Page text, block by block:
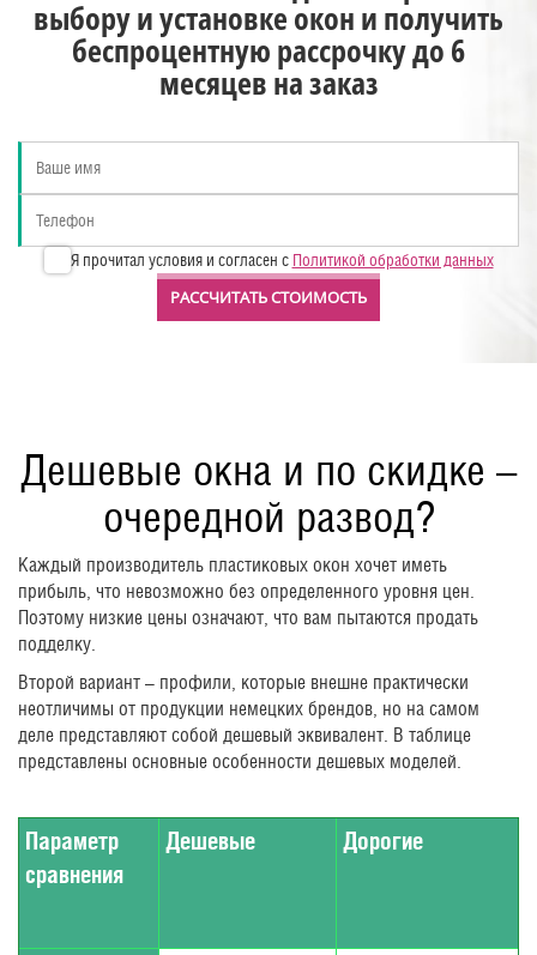
выбору и установке окон и получить
беспроцентную рассрочку до 6
месяцев на заказ
РАССЧИТАТЬ СТОИМОСТЬ
Я прочитал условия и согласен с Политикой обработки данных
Дешевые окна и по скидке –
очередной развод?
Каждый производитель пластиковых окон хочет иметь
прибыль, что невозможно без определенного уровня цен.
Поэтому низкие цены означают, что вам пытаются продать
подделку.
Второй вариант – профили, которые внешне практически
неотличимы от продукции немецких брендов, но на самом
деле представляют собой дешевый эквивалент. В таблице
представлены основные особенности дешевых моделей.
Параметр
сравнения
Дешевые Дорогие